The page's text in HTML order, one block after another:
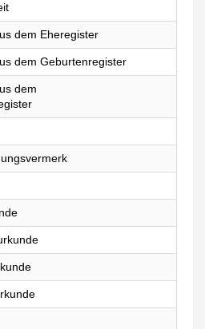
dem Eheregister
dem Geburtenregister
dem